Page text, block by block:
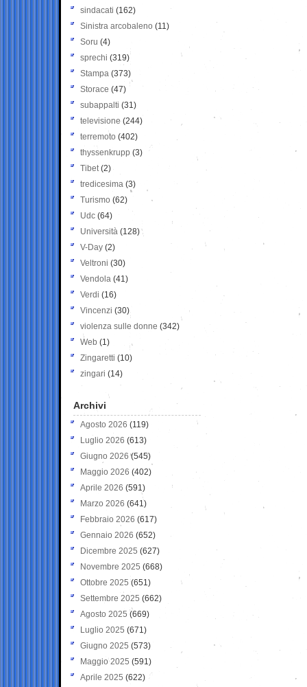
sindacati (162)
Sinistra arcobaleno (11)
Soru (4)
sprechi (319)
Stampa (373)
Storace (47)
subappalti (31)
televisione(244)
terremoto (402)
thyssenkrupp (3)
Tibet(2)
tredicesima (3)
Turismo (62)
Udc (64)
Università (128)
V-Day (2)
Veltroni (30)
Vendola (41)
Verdi (16)
Vincenzi (30)
violenza sulle donne (342)
Web (1)
Zingaretti (10)
zingari (14)
Archivi
Agosto 2026 (119)
Luglio 2026 (613)
Giugno 2026 (545)
Maggio 2026 (402)
Aprile 2026 (591)
Marzo 2026 (641)
Febbraio 2026 (617)
Gennaio 2026 (652)
Dicembre 2025 (627)
Novembre 2025 (668)
Ottobre 2025 (651)
Settembre 2025 (662)
Agosto 2025 (669)
Luglio 2025 (671)
Giugno 2025 (573)
Maggio 2025 (591)
Aprile 2025 (622)